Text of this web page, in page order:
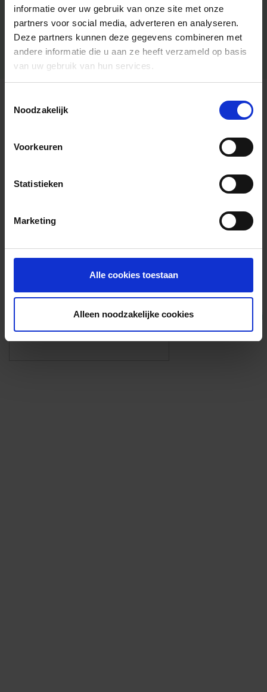
informatie over uw gebruik van onze site met onze
partners voor social media, adverteren en analyseren.
Deze partners kunnen deze gegevens combineren met
andere informatie die u aan ze heeft verzameld op basis
van uw gebruik van hun services.
Noodzakelijk
Voorkeuren
Statistieken
Marketing
Alle cookies toestaan
Alleen noodzakelijke cookies
Algemene informatie
Foto’s ({{photos.length}})
Eigen foto’s